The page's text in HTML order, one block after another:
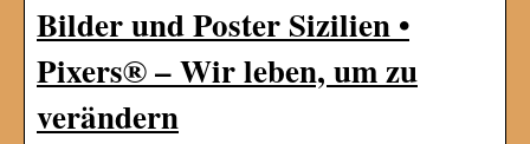
Bilder und Poster Sizilien •
Pixers® – Wir leben, um zu
verändern